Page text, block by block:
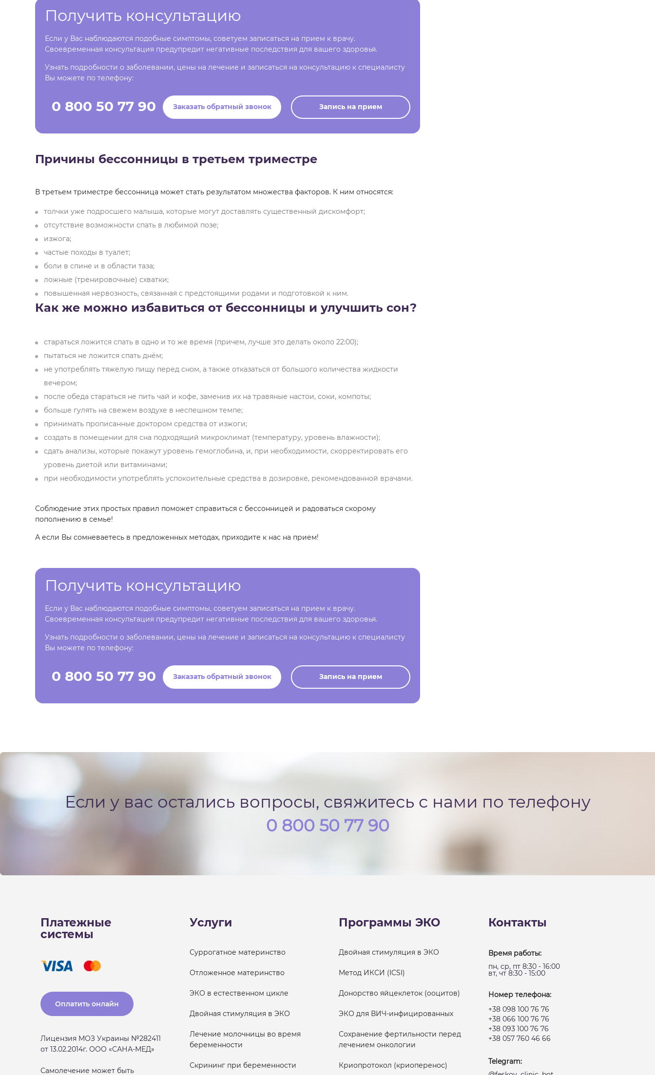
Получить консультацию
Если у Вас наблюдаются подобные симптомы, советуем записаться на прием к врачу.
Своевременная консультация предупредит негативные последствия для вашего здоровья.
Узнать подробности о заболевании, цены на лечение и записаться на консультацию к специалисту
Вы можете по телефону:
0 800 50 77 90 Заказать обратный звонок Запись на прием
Причины бессонницы в третьем триместре
В третьем триместре бессонница может стать результатом множества факторов. К ним относятся:
толчки уже подросшего малыша, которые могут доставлять существенный дискомфорт;
отсутствие возможности спать в любимой позе;
изжога;
частые походы в туалет;
боли в спине и в области таза;
ложные (тренировочные) схватки;
повышенная нервозность, связанная с предстоящими родами и подготовкой к ним.
Как же можно избавиться от бессонницы и улучшить сон?
стараться ложится спать в одно и то же время (причем, лучше это делать около 22:00);
пытаться не ложится спать днём;
не употреблять тяжелую пищу перед сном, а также отказаться от большого количества жидкости
вечером;
после обеда стараться не пить чай и кофе, заменив их на травяные настои, соки, компоты;
больше гулять на свежем воздухе в неспешном темпе;
принимать прописанные доктором средства от изжоги;
создать в помещении для сна подходящий микроклимат (температуру, уровень влажности);
сдать анализы, которые покажут уровень гемоглобина, и, при необходимости, скорректировать его
уровень диетой или витаминами;
при необходимости употреблять успокоительные средства в дозировке, рекомендованной врачами.
Соблюдение этих простых правил поможет справиться с бессонницей и радоваться скорому
пополнению в семье!
А если Вы сомневаетесь в предложенных методах, приходите к нас на прием!
Получить консультацию
Если у Вас наблюдаются подобные симптомы, советуем записаться на прием к врачу.
Своевременная консультация предупредит негативные последствия для вашего здоровья.
Узнать подробности о заболевании, цены на лечение и записаться на консультацию к специалисту
Вы можете по телефону:
0 800 50 77 90 Заказать обратный звонок Запись на прием
Если у вас остались вопросы, свяжитесь с нами по телефону
0 800 50 77 90
Платежные
системы
Оплатить онлайн
Лицензия МОЗ Украины №282411
от 13.02.2014г. ООО «САНА-МЕД»
Самолечение может быть
Услуги
Суррогатное материнство
Отложенное материнство
ЭКО в естественном цикле
Двойная стимуляция в ЭКО
Лечение молочницы во время
беременности
Скрининг при беременности
Программы ЭКО
Двойная стимуляция в ЭКО
Метод ИКСИ (ICSI)
Донорство яйцеклеток (ооцитов)
ЭКО для ВИЧ-инфицированных
Сохранение фертильности перед
лечением онкологии
Криопротокол (криоперенос)
Контакты
Время работы:
пн, ср, пт 8:30 - 16:00
вт, чт 8:30 - 15:00
Номер телефона:
+38 098 100 76 76
+38 066 100 76 76
+38 093 100 76 76
+38 057 760 46 66
Telegram: